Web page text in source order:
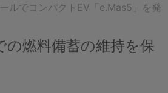
ルでコンパクトEV「e.Mas5」を発
の燃料備蓄の維持を保